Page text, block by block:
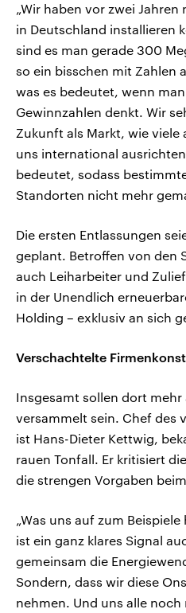
„Wir haben vor zwei
in Deutschland installieren
sind es man gerade 300
so ein bisschen mit Zahlen
was es bedeutet, wenn
Gewinnzahlen denkt. Wir
Zukunft als Markt, wie viele
uns international
bedeutet, sodass
Standorten nicht mehr
Die ersten Entlassungen
geplant. Betroffen von den
auch Leiharbeiter und
in der Unendlich
Holding – exklusiv an sich
Verschachtelte
Insgesamt sollen dort mehr
versammelt sein. Chef des
ist Hans-Dieter Kettwig,
rauen Tonfall. Er kritisiert
die strengen Vorgaben
„Was uns auf zum
ist ein ganz klares Signal
gemeinsam die
Sondern, dass wir diese
nehmen. Und uns alle noch